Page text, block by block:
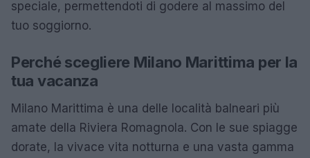
speciale, permettendoti di godere al massimo del
tuo soggiorno.
Perché scegliere Milano Marittima per la
tua vacanza
Milano Marittima è una delle località balneari più
amate della Riviera Romagnola. Con le sue spiagge
dorate, la vivace vita notturna e una vasta gamma